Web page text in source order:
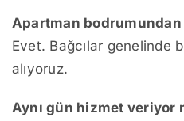
Apartman bodrumundan
Evet. Bağcılar genelinde
alıyoruz.
Aynı gün hizmet veriyor